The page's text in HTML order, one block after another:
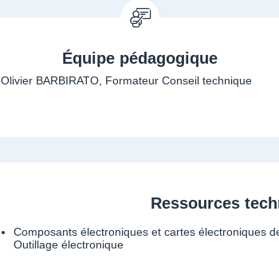
Équipe pédagogique
Ressources
Composants électroniques et cartes électroniques
Outillage électronique